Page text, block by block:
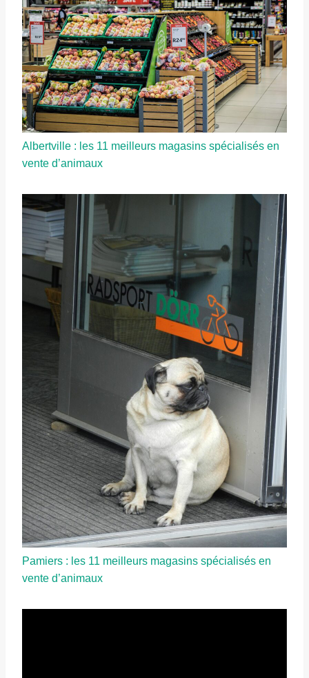
Albertville : les 11 meilleurs magasins spécialisés en
vente d’animaux
Pamiers : les 11 meilleurs magasins spécialisés en
vente d’animaux